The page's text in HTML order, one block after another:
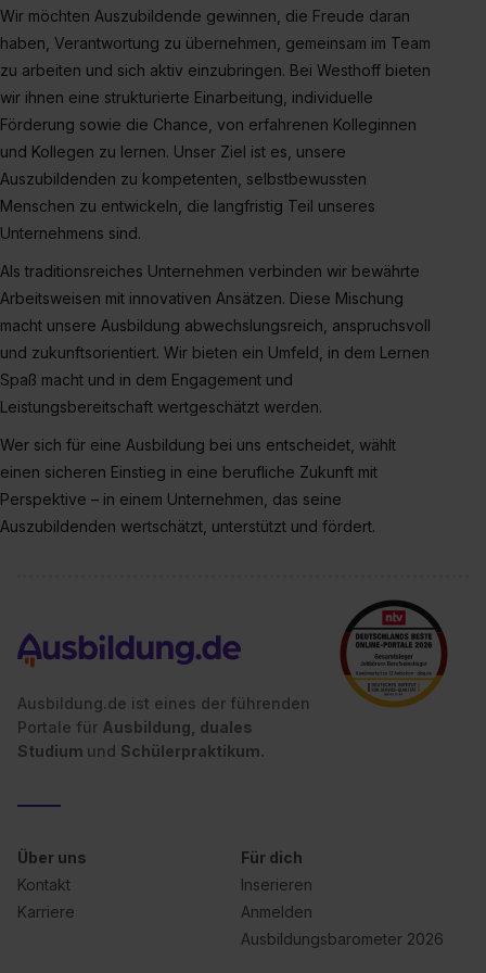
zur Übermittlung deiner Daten in die USA (Art. 49 Abs. 1
S. 1 lit. a) DS-GVO). Die USA verfügen über kein
angemessenes Datenschutzniveau (EuGH – Schrems
II). Du kannst die von dir erteilte Einwilligung jederzeit mit
Wirkung für die Zukunft ganz oder teilweise über unsere
Datenschutzerklärung unter dem Punkt „Datenschutz-
Einstellungen“ widerrufen. Weitere Informationen zu den
einzelnen Cookies findest du durch Klick auf „Details
zeigen“. Weitere Informationen:
Wir möchten Auszubildende gewinnen, die Freude daran
haben, Verantwortung zu übernehmen, gemeinsam im Team
zu arbeiten und sich aktiv einzubringen. Bei Westhoff bieten
wir ihnen eine strukturierte Einarbeitung, individuelle
Förderung sowie die Chance, von erfahrenen Kolleginnen
und Kollegen zu lernen. Unser Ziel ist es, unsere
Auszubildenden zu kompetenten, selbstbewussten
Menschen zu entwickeln, die langfristig Teil unseres
Unternehmens sind.
Als traditionsreiches Unternehmen verbinden wir bewährte
Arbeitsweisen mit innovativen Ansätzen. Diese Mischung
macht unsere Ausbildung abwechslungsreich, anspruchsvoll
und zukunftsorientiert. Wir bieten ein Umfeld, in dem Lernen
Spaß macht und in dem Engagement und
Leistungsbereitschaft wertgeschätzt werden.
Wer sich für eine Ausbildung bei uns entscheidet, wählt
einen sicheren Einstieg in eine berufliche Zukunft mit
Perspektive – in einem Unternehmen, das seine
Auszubildenden wertschätzt, unterstützt und fördert.
Ausbildung.de ist eines der führenden
Portale für Ausbildung, duales
Studium und Schülerpraktikum.
Über uns
Kontakt
Karriere
Für dich
Inserieren
Anmelden
Ausbildungsbarometer 2026